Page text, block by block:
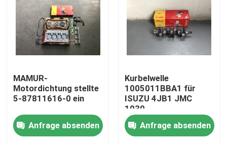
Über uns
Fabrik-Ausflug
Qualitätskontrolle
Treten Sie mit uns in Verbindung
MAMUR-
Motordichtung stellte
5-87811616-0 ein
Anfrage absenden
Kurbelwelle
1005011BBA1 für
ISUZU 4JB1 JMC
1030
Anfrage absenden